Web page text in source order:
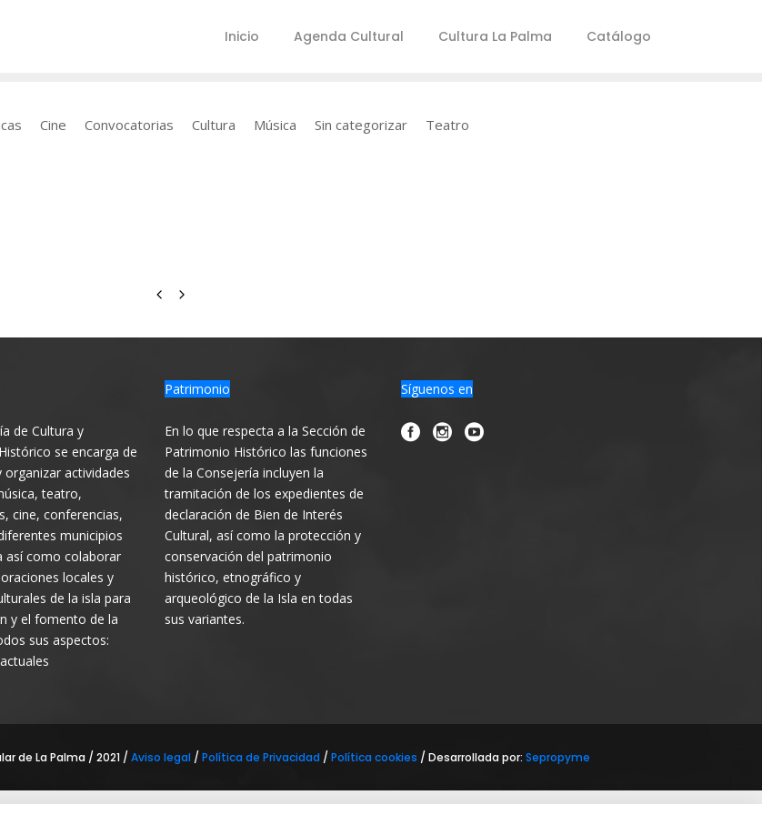
Inicio Agenda Cultural Cultura La Palma Catálogo
Cine Convocatorias Cultura Música Sin categorizar Teatro
de Cultura y
se encarga de
actividades
teatro,
cine, conferencias,
municipios
así como colaborar
locales y
de la isla para
y el fomento de la
sus aspectos:
Patrimonio
En lo que respecta a la Sección de
Patrimonio Histórico las funciones
de la Consejería incluyen la
tramitación de los expedientes de
declaración de Bien de Interés
Cultural, así como la protección y
conservación del patrimonio
histórico, etnográfico y
arqueológico de la Isla en todas
sus variantes.
Síguenos en
de La Palma / 2021 / Aviso legal / Política de Privacidad / Política cookies / Desarrollada por: Sepropyme